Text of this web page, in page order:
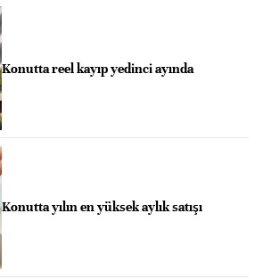
Konutta reel kayıp yedinci ayında
Konutta yılın en yüksek aylık satışı